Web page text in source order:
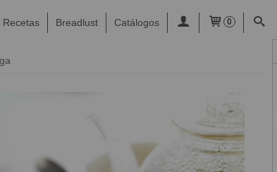
Recetas Breadlust Catálogos 0